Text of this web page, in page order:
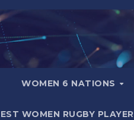
WOMEN 6 NATIONS
WOMEN RUGBY PLAYER